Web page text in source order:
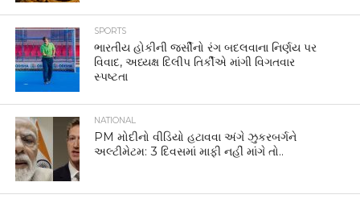
SPORTS
ભારતીય હોકીની જર્સીનો રંગ બદલવાના નિર્ણય પર
વિવાદ, અધ્યક્ષ દિલીપ તિર્કીએ માંગી વિગતવાર
સ્પષ્ટતા
NATIONAL
PM મોદીનો વીડિયો હટાવવા અંગે ઝુકરબર્ગને
અલ્ટીમેટમ: 3 દિવસમાં માફી નહીં માંગે તો..